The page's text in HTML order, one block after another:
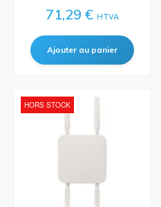
71,29 € HTVA
HORS STOCK